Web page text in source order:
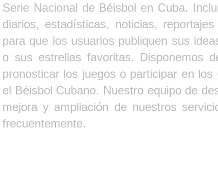
Serie Nacional de Béisbol en Cuba.
diarios, estadísticas, noticias,
para que los usuarios publiquen sus
o sus estrellas favoritas. Disponemos
pronosticar los juegos o participar en
el Béisbol Cubano. Nuestro equipo de
mejora y ampliación de nuestros
frecuentemente.